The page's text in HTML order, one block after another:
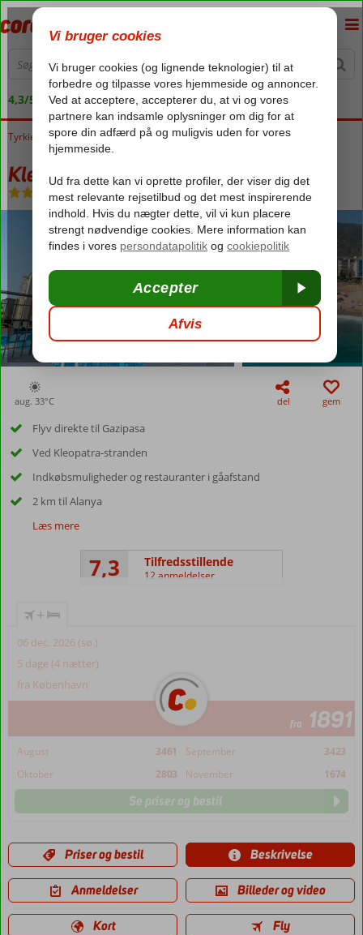
4,3/5 på Trustpilot
Forside
Tyrkiet Tyrkiets sydkyst Alanya Kleopatra Life
Kleopatra Life
Uden pension-Hotel
aug. 33°C del gem
Flyv direkte til Gazipasa
Ved Kleopatra-stranden
Indkøbsmuligheder og restauranter i gåafstand
2 km til Alanya
Læs mere
7,3 Tilfredsstillende
12 anmeldelser
+
06 dec. 2026 (sø.)
5 dage (4 nætter)
fra København
fra 1891
August 3461 September
3423
Oktober
2803 November 1674
Se priser og bestil
Priser og bestil Beskrivelse
Anmeldelser Billeder og video
Kort Fly